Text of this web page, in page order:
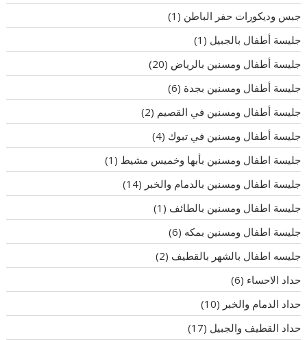
جبس وديكورات حفر الباطن (1)
جليسة أطفال بالجبيل (1)
جليسة أطفال ومسنين بالرياض (20)
جليسة أطفال ومسنين بجدة (6)
جليسة أطفال ومسنين في القصيم (2)
جليسة أطفال ومسنين في تبوك (4)
جليسة اطفال ومسنين بأبها وخميس مشيط (1)
جليسة اطفال ومسنين بالدمام والخبر (14)
جليسة اطفال ومسنين بالطائف (1)
جليسة اطفال ومسنين بمكه (6)
جليسه اطفال بالشهر بالقطيف (2)
حداد الاحساء (6)
حداد الدمام والخبر (10)
حداد القطيف والجبيل (17)